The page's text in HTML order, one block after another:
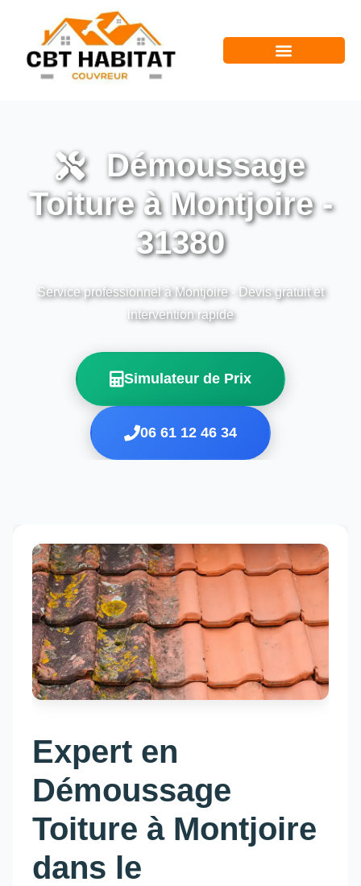
Démoussage
Toiture à Montjoire -
31380
Service professionnel à Montjoire - Devis gratuit et
intervention rapide
Simulateur de Prix
06 61 12 46 34
Expert en
Démoussage
Toiture à Montjoire
dans le